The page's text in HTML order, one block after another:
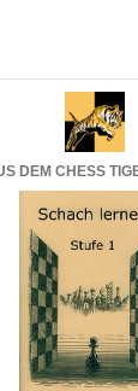
DEM CHESS